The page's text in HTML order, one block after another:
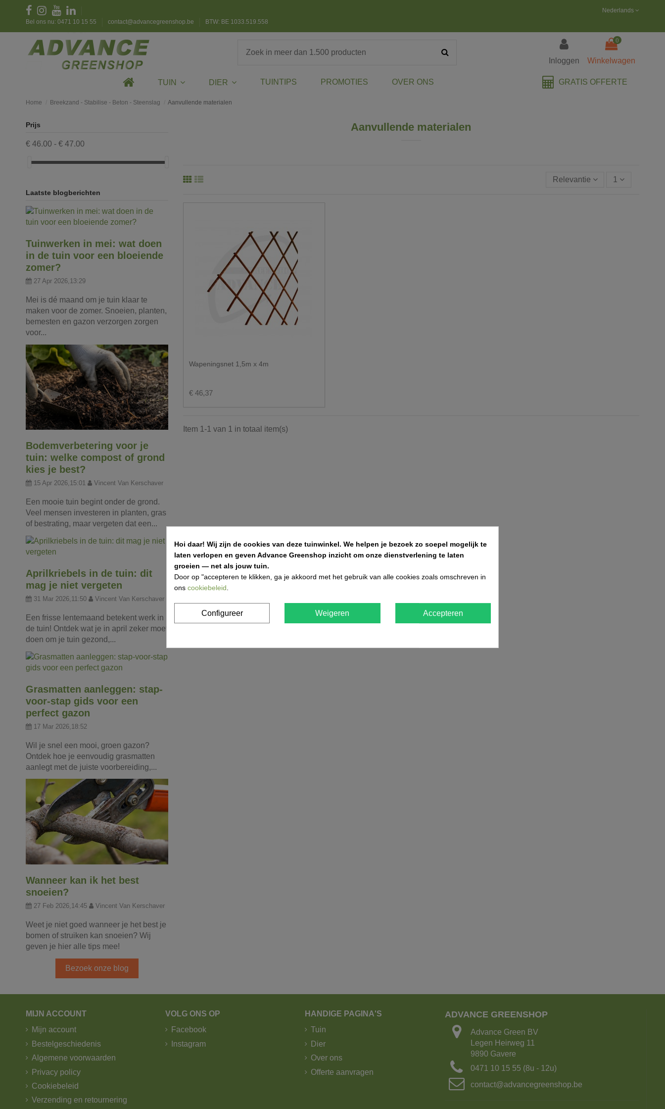
Bel ons nu: 0471 10 15 55 contact@advancegreenshop.be BTW: BE 1033.519.558
Nederlands
Inloggen
0
Winkelwagen
TUIN DIER TUINTIPS PROMOTIES OVER ONS GRATIS OFFERTE
Home Breekzand - Stabilise - Beton - Steenslag Aanvullende materialen
Aanvullende materialen
Relevantie 1
Wapeningsnet 1,5m x 4m
€ 46,37
Item 1-1 van 1 in totaal item(s)
Prijs
€ 46.00 - € 47.00
Laatste blogberichten
Tuinwerken in mei: wat doen
in de tuin voor een bloeiende
zomer?
27 Apr 2026,13:29
Mei is dé maand om je tuin klaar te
maken voor de zomer. Snoeien, planten,
bemesten en gazon verzorgen zorgen
voor...
Bodemverbetering voor je
tuin: welke compost of grond
kies je best?
15 Apr 2026,15:01 Vincent Van Kerschaver
Een mooie tuin begint onder de grond.
Veel mensen investeren in planten, gras
of bestrating, maar vergeten dat een...
Aprilkriebels in de tuin: dit
mag je niet vergeten
31 Mar 2026,11:50 Vincent Van Kerschaver
Een frisse lentemaand betekent werk in
de tuin! Ontdek wat je in april zeker moet
doen om je tuin gezond,...
Grasmatten aanleggen: stap-
voor-stap gids voor een
perfect gazon
17 Mar 2026,18:52
Wil je snel een mooi, groen gazon?
Ontdek hoe je eenvoudig grasmatten
aanlegt met de juiste voorbereiding,...
Wanneer kan ik het best
snoeien?
27 Feb 2026,14:45 Vincent Van Kerschaver
Weet je niet goed wanneer je het best je
bomen of struiken kan snoeien? Wij
geven je hier alle tips mee!
Bezoek onze blog
MIJN ACCOUNT
Mijn account
Bestelgeschiedenis
Algemene voorwaarden
Privacy policy
Cookiebeleid
Verzending en retournering
VOLG ONS OP
Facebook
Instagram
HANDIGE PAGINA'S
Tuin
Dier
Over ons
Offerte aanvragen
ADVANCE GREENSHOP
Advance Green BV
Legen Heirweg 11
9890 Gavere
0471 10 15 55 (8u - 12u)
contact@advancegreenshop.be
Hoi daar! Wij zijn de cookies van deze tuinwinkel. We helpen je bezoek zo soepel mogelijk te
laten verlopen en geven Advance Greenshop inzicht om onze dienstverlening te laten
groeien — net als jouw tuin.
Door op "accepteren te klikken, ga je akkoord met het gebruik van alle cookies zoals omschreven in
ons cookiebeleid
Configureer Weigeren Accepteren